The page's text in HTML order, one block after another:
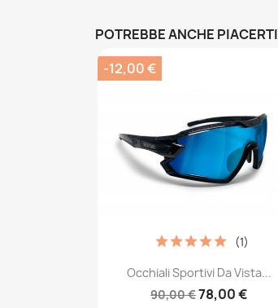
POTREBBE ANCHE PIACERTI
Anteprima
Occhiali Sportivi Da Vista...
90,00 €78,00 €
(1)
-12,00 €